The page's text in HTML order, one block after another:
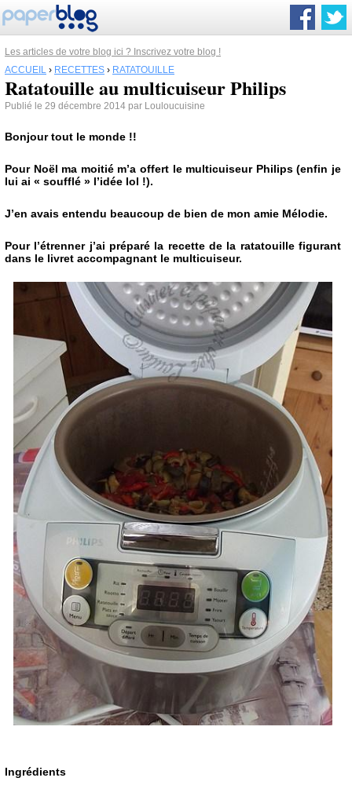
Les articles de votre blog ici ? Inscrivez votre blog !
ACCUEIL › RECETTES › RATATOUILLE
Ratatouille au multicuiseur Philips
Publié le 29 décembre 2014 par Louloucuisine
Bonjour tout le monde !!
Pour Noël ma moitié m’a offert le multicuiseur Philips (enfin je
lui ai « soufflé » l’idée lol !).
J’en avais entendu beaucoup de bien de mon amie Mélodie.
Pour l’étrenner j’ai préparé la recette de la ratatouille figurant
dans le livret accompagnant le multicuiseur.
Ingrédients